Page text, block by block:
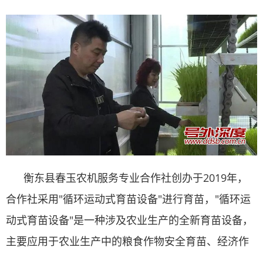
衡东县春玉农机服务专业合作社创办于2019年，
合作社采用"循环运动式育苗设备"进行育苗，"循环运
动式育苗设备"是一种涉及农业生产的全新育苗设备，
主要应用于农业生产中的粮食作物安全育苗、经济作